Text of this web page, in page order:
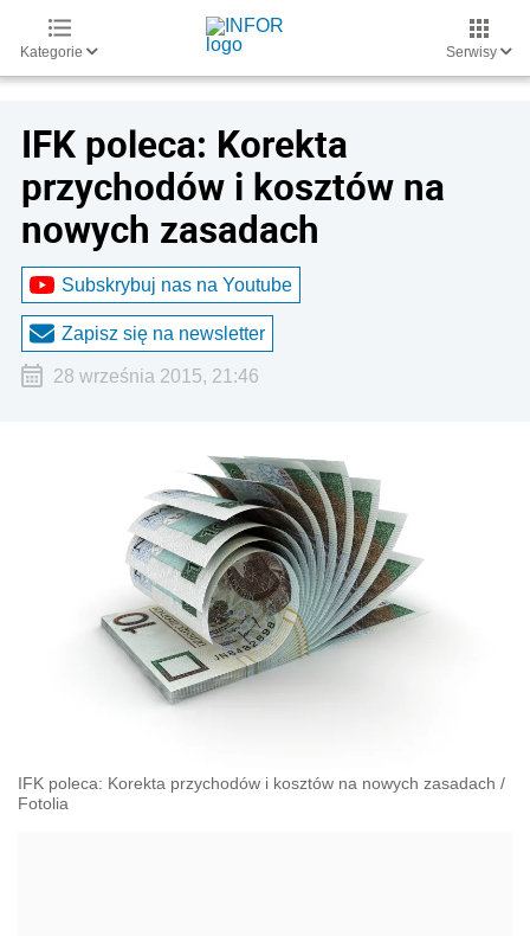
Kategorie Serwisy
IFK poleca: Korekta
przychodów i kosztów na
nowych zasadach
Subskrybuj nas na Youtube
Zapisz się na newsletter
28 września 2015, 21:46
IFK poleca: Korekta przychodów i kosztów na nowych zasadach /
Fotolia